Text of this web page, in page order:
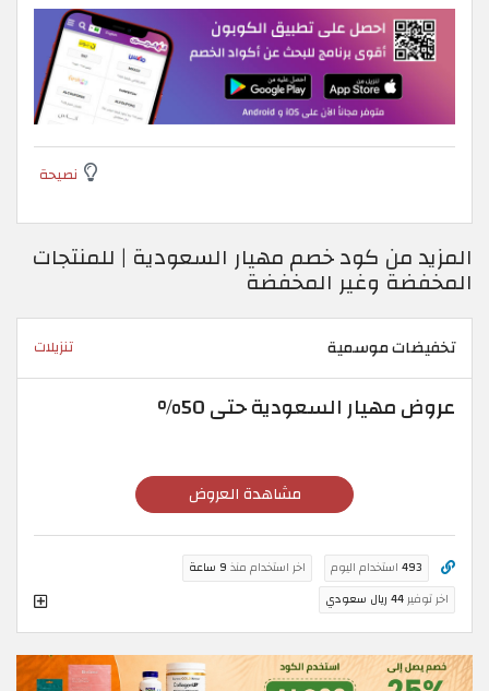
نصيحة
المزيد من كود خصم مهيار السعودية | للمنتجات
المخفضة وغير المخفضة
تخفيضات موسمية تنزيلات
عروض مهيار السعودية حتى 50%
مشاهدة العروض
493 استخدام اليوم اخر استخدام منذ 9 ساعة
اخر توفير44 ريال سعودي